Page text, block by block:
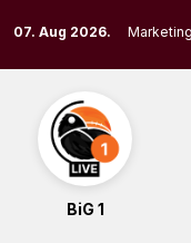
to
content
07. Aug 2026.
BiG 1